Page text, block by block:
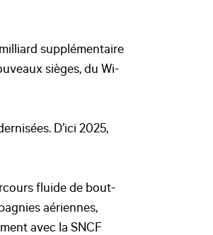
supplémentaire
sièges, du Wi-
D’ici 2025,
fluide de bout-
aériennes,
avec la SNCF